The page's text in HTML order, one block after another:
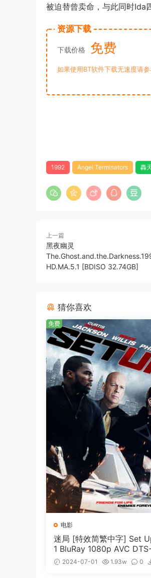
被迫替曾卖命，与此同时Ida
资源下载
下载价格 免费
如果使用BT软件下载无速度请参
1992 Angel Terminators 轟
上一篇
黑夜幽灵
HD.MA.5.1 [BDISO 32.74GB]
猜你喜欢
电影
迷局 [特效简繁中字] Set
1 BluRay 1080p AVC
MA5.1-shhaclm@CHDBits
2024-07-01 1.93w 0
免费